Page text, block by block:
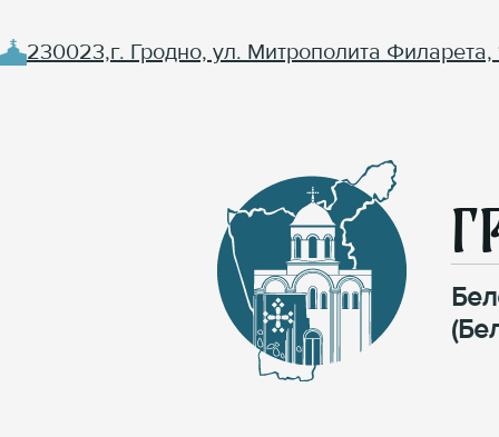
230023,г. Гродно, ул. Митрополита Филарета,